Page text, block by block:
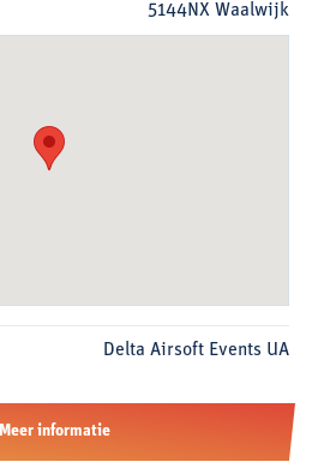
5144NX Waalwijk
Delta Airsoft Events UA
Meer informatie